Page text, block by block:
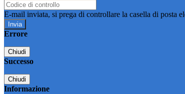
E-mail inviata, si prega di controllare la casella di posta
Errore
Chiudi
Successo
Chiudi
Informazione